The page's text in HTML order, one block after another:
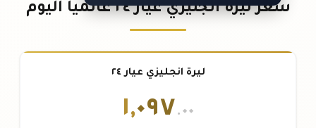
سعر ليرة انجليزي عيار ٢٤ عالمياً اليوم
ليرة انجليزي عيار ٢٤
١,٠٩٧ .٠٠